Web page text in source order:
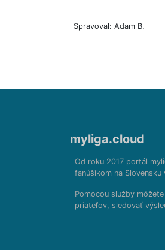
Spravoval: Adam B.
myliga.cloud
Od roku 2017 portál
fanúšikom na
Pomocou služby
priateľov, sledovať